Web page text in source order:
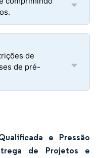
de
de pré-
e Pressão
de Projetos e